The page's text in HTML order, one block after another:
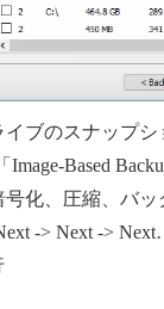
ブのスナップシ
Based
化、圧縮、バッ
-> Next ->